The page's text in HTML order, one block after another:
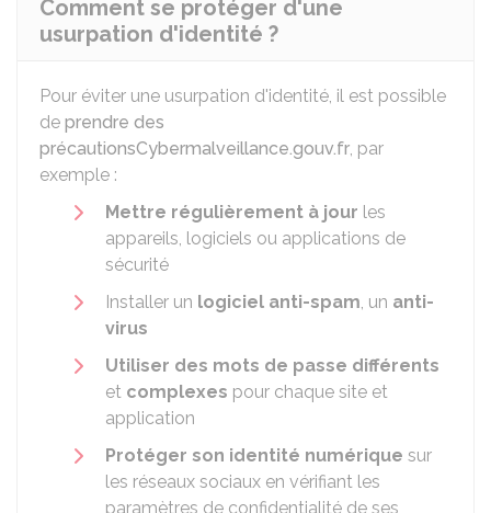
Comment se protéger d'une
usurpation d'identité ?
Pour éviter une usurpation d'identité, il est possible
de prendre des
précautionsCybermalveillance.gouv.fr, par
exemple :
Mettre régulièrement à jour les
appareils, logiciels ou applications de
sécurité
Installer un logiciel anti-spam, un anti-
virus
Utiliser des mots de passe différents
et complexes pour chaque site et
application
Protéger son identité numérique sur
les réseaux sociaux en vérifiant les
paramètres de confidentialité de ses